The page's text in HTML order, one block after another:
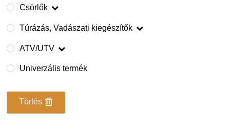
Csörlők
Túrázás, Vadászati kiegészítők
ATV/UTV
Univerzális termék
Törlés